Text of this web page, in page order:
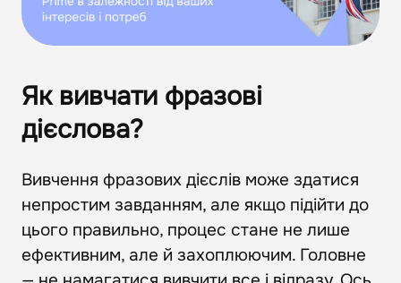
Як вивчати фразові
дієслова?
Вивчення фразових дієслів може здатися
непростим завданням, але якщо підійти до
цього правильно, процес стане не лише
ефективним, але й захоплюючим. Головне